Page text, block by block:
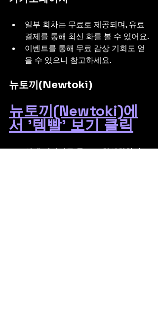
일부 회차는 무료로 제공되며, 유료
결제를 통해 최신 화를 볼 수 있어요.
이벤트를 통해 무료 감상 기회도 얻
을 수 있으니 참고하세요.
뉴토끼(Newtoki)
뉴토끼(Newtoki)에
서 '템빨' 보기 클릭
언제 어디서든 무료로 최신회차까